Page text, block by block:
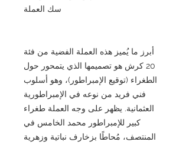
سك العملة
أبرز ما يُميز هذه العملة الفضية من فئة
20 كرش هو تصميمها الذي يتمحور حول
الطغراء (توقيع الإمبراطور)، وهو أسلوب
فني فريد من نوعه في الإمبراطورية
العثمانية. يظهر على وجه العملة طغراء
كبير للإمبراطور محمد الخامس في
المنتصف، مُحاطًا بزخارف نباتية وزهرية